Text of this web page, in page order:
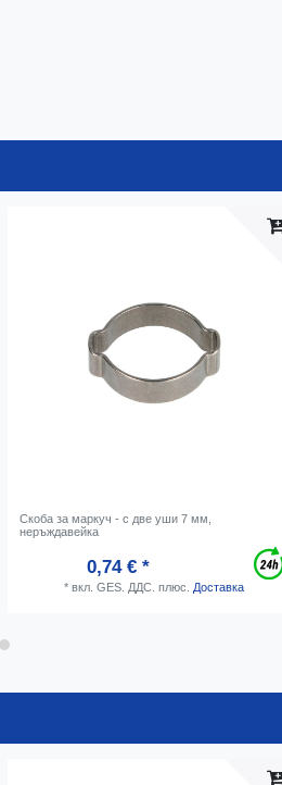
Скоба за маркуч - с две уши 7 мм,
неръждавейка
0,74 € *
* вкл. GES. ДДС. плюс. Доставка